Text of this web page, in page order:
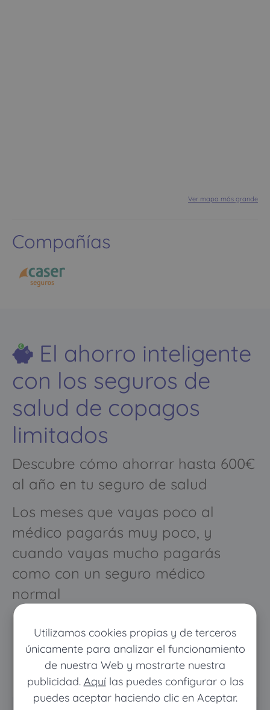
Utilizamos cookies propias y de terceros
únicamente para analizar el funcionamiento
de nuestra Web y mostrarte nuestra
publicidad. Aquílas puedes configurar o las
puedes aceptar haciendo clic en Aceptar.
Ver mapa más grande
Compañías
El ahorro inteligente
con los seguros de
salud de copagos
limitados
Descubre cómo ahorrar hasta 600€
al año en tu seguro de salud
Los meses que vayas poco al
médico pagarás muy poco, y
cuando vayas mucho pagarás
como con un seguro médico
normal